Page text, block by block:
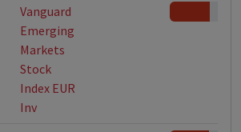
Vanguard
Emerging
Markets
Stock
Index EUR
Inv